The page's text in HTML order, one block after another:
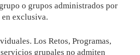
o grupos administrados por
exclusiva.
Los Retos, Programas,
grupales no admiten